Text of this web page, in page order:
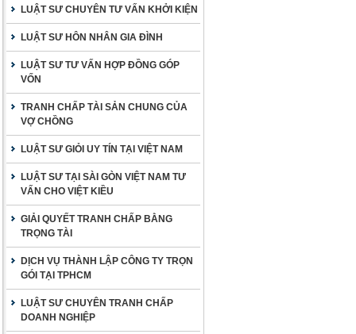
LUẬT SƯ CHUYÊN TƯ VẤN KHỞI KIỆN
LUẬT SƯ HÔN NHÂN GIA ĐÌNH
LUẬT SƯ TƯ VẤN HỢP ĐỒNG GÓP
VỐN
TRANH CHẤP TÀI SẢN CHUNG CỦA
VỢ CHỒNG
LUẬT SƯ GIỎI UY TÍN TẠI VIỆT NAM
LUẬT SƯ TẠI SÀI GÒN VIỆT NAM TƯ
VẤN CHO VIỆT KIỀU
GIẢI QUYẾT TRANH CHẤP BẰNG
TRỌNG TÀI
DỊCH VỤ THÀNH LẬP CÔNG TY TRỌN
GÓI TẠI TPHCM
LUẬT SƯ CHUYÊN TRANH CHẤP
DOANH NGHIỆP